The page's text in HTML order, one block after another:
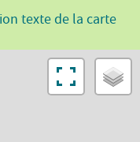
texte de la carte